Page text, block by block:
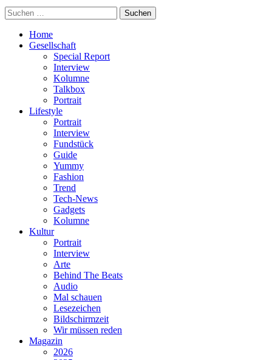
Suchen
nach:
Home
Gesellschaft
Special Report
Interview
Kolumne
Talkbox
Portrait
Lifestyle
Portrait
Interview
Fundstück
Guide
Yummy
Fashion
Trend
Tech-News
Gadgets
Kolumne
Kultur
Portrait
Interview
Arte
Behind The Beats
Audio
Mal schauen
Lesezeichen
Bildschirmzeit
Wir müssen reden
Magazin
2026